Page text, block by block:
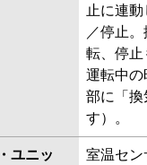
止に連
／停止
転、停
運転中
部に「換
す）。
ユニッ
室温セン